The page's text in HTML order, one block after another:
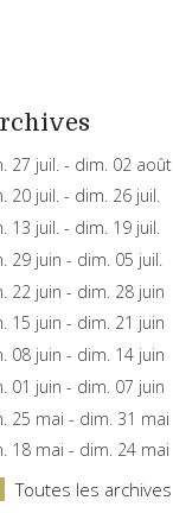
27 juil. - dim. 02 août
20 juil. - dim. 26 juil.
13 juil. - dim. 19 juil.
29 juin - dim. 05 juil.
22 juin - dim. 28 juin
15 juin - dim. 21 juin
08 juin - dim. 14 juin
01 juin - dim. 07 juin
25 mai - dim. 31 mai
18 mai - dim. 24 mai
Toutes les archives